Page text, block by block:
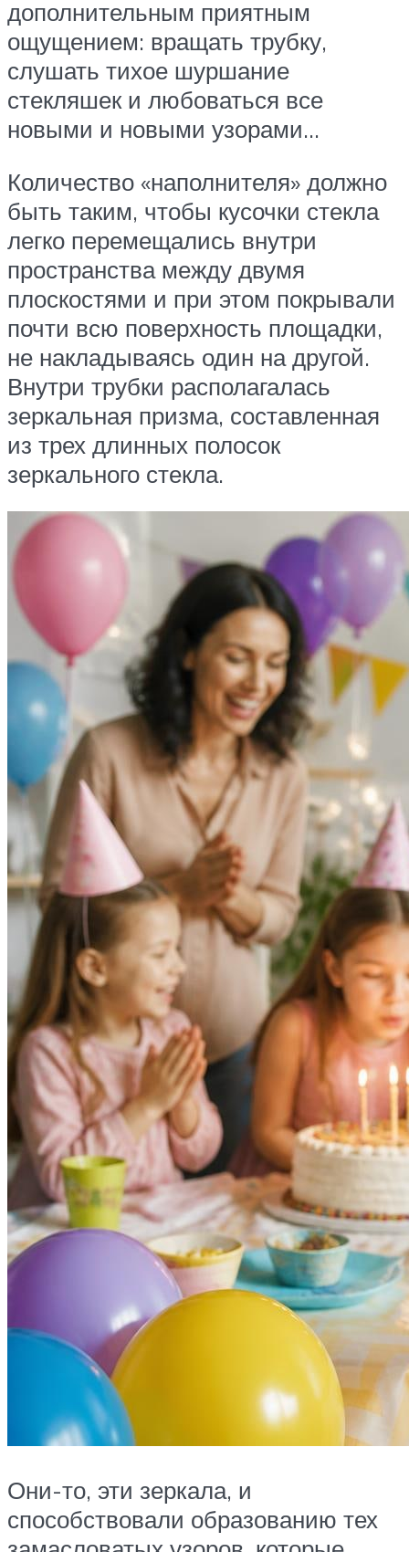
дополнительным приятным
ощущением: вращать трубку,
слушать тихое шуршание
стекляшек и любоваться все
новыми и новыми узорами…
Количество «наполнителя» должно
быть таким, чтобы кусочки стекла
легко перемещались внутри
пространства между двумя
плоскостями и при этом покрывали
почти всю поверхность площадки,
не накладываясь один на другой.
Внутри трубки располагалась
зеркальная призма, составленная
из трех длинных полосок
зеркального стекла.
Они-то, эти зеркала, и
способствовали образованию тех